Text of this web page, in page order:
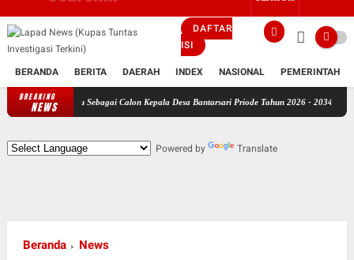
DAFTAR
ISI
BERANDA BERITA DAERAH INDEX NASIONAL PEMERINTAH
BREAKING
NEWS
Sebagai Calon Kepala Desa Bantarsari Priode Tahun 2026 - 2034. Pemerhati
Powered by Translate
Beranda News